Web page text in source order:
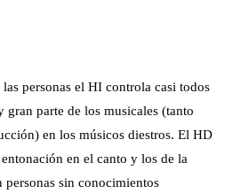
personas el HI controla casi todos
gran parte de los musicales (tanto
en los músicos diestros. El HD
en el canto y los de la
sin conocimientos